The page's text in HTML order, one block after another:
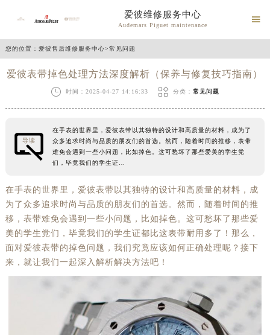
爱彼维修服务中心
Audemars Piguet maintenance

您的位置： 爱彼售后维修服务中心>常见问题
爱彼表带掉色处理方法深度解析（保养与修复技巧指南）
 时间：2025-04-27 14:16:33  分类： 常见问题
导读
在手表的世界里，爱彼表带以其独特的设计和高质量的材料，成为了
众多追求时尚与品质的朋友们的首选。然而，随着时间的推移，表带
难免会遇到一些小问题，比如掉色。这可愁坏了那些爱美的学生党
们，毕竟我们的学生证…
在手表的世界里，爱彼表带以其独特的设计和高质量的材料，成
为了众多追求时尚与品质的朋友们的首选。然而，随着时间的推
移，表带难免会遇到一些小问题，比如掉色。这可愁坏了那些爱
美的学生党们，毕竟我们的学生证都比这表带耐用多了！那么，
面对爱彼表带的掉色问题，我们究竟应该如何正确处理呢？接下
来，就让我们一起深入解析解决方法吧！